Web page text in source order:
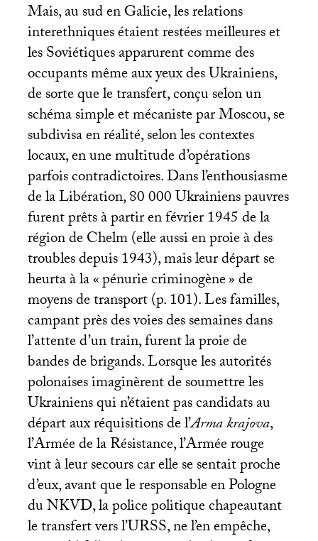
Mais, au sud en Galicie, les relations
interethniques étaient restées meilleures et
les Soviétiques apparurent comme des
occupants même aux yeux des Ukrainiens,
de sorte que le transfert, conçu selon un
schéma simple et mécaniste par Moscou, se
subdivisa en réalité, selon les contextes
locaux, en une multitude d’opérations
parfois contradictoires. Dans l’enthousiasme
de la Libération, 80 000 Ukrainiens pauvres
furent prêts à partir en février 1945 de la
région de Chelm (elle aussi en proie à des
troubles depuis 1943), mais leur départ se
heurta à la «pénurie criminogène» de
moyens de transport (p. 101). Les familles,
campant près des voies des semaines dans
l’attente d’un train, furent la proie de
bandes de brigands. Lorsque les autorités
polonaises imaginèrent de soumettre les
Ukrainiens qui n’étaient pas candidats au
départ aux réquisitions de l’Arma krajova,
l’Armée de la Résistance, l’Armée rouge
vint à leur secours car elle se sentait proche
d’eux, avant que le responsable en Pologne
duNKVD, la police politique chapeautant
le transfert vers l’URSS, ne l’en empêche,